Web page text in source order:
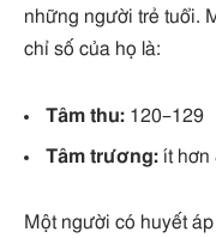
những người trẻ tuổi.
chỉ số của họ là:
Tâm thu: 120–129
Tâm trương: ít hơn
Một người có huyết